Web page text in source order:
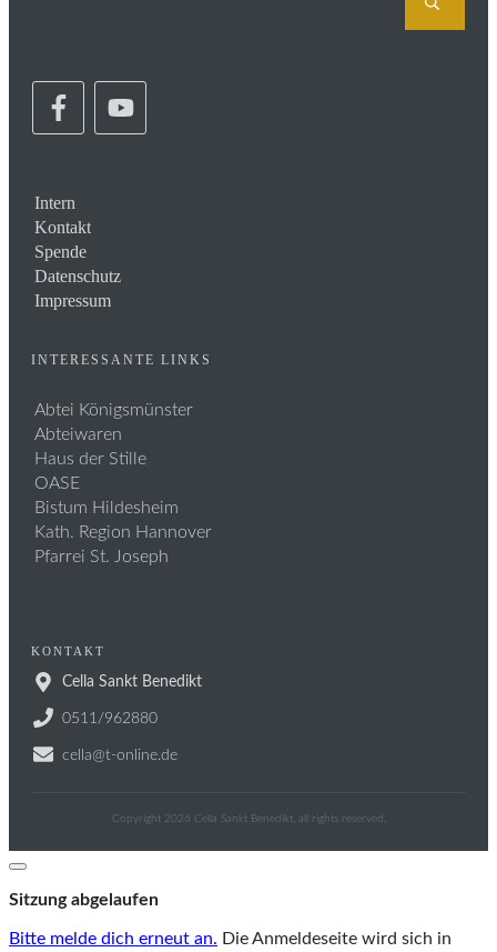
Intern
Kontakt
Spende
Datenschutz
Impressum
INTERESSANTE LINKS
Abtei Königsmünster
Abteiwaren
Haus der Stille
OASE
Bistum Hildesheim
Kath. Region Hannover
Pfarrei St. Joseph
KONTAKT
Cella Sankt Benedikt
0511/962880
cella@t-online.de
Copyright 2026 Cella Sankt Benedikt , all rights reserved.
Dialog
schließen
Sitzung abgelaufen
Bitte melde dich erneut an. Die Anmeldeseite wird sich in